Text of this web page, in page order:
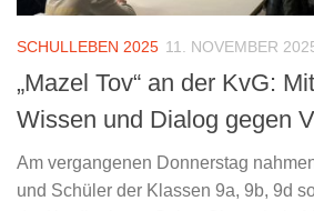
SCHULLEBEN 2025 11. NOVEMBER
„Mazel Tov“ an der KvG:
Wissen und Dialog gegen
Am vergangenen Donnerstag
und Schüler der Klassen 9a, 9b, 9d